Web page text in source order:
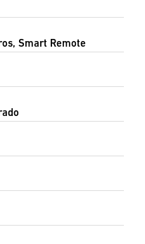
Smart Remote